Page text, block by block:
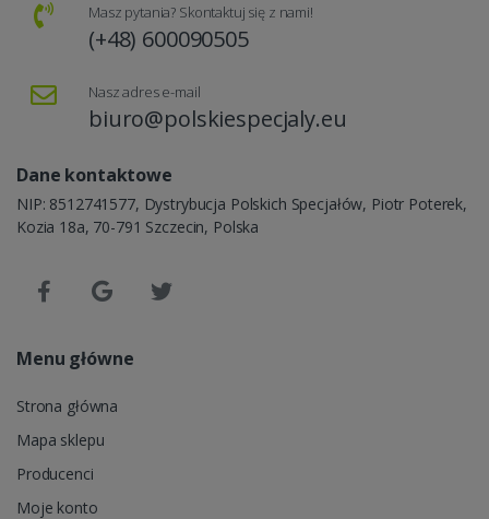
Masz pytania? Skontaktuj się z nami!
(+48) 600090505
Nasz adres e-mail
biuro@polskiespecjaly.eu
Dane kontaktowe
NIP: 8512741577, Dystrybucja Polskich Specjałów, Piotr Poterek,
Kozia 18a, 70-791 Szczecin, Polska
Menu główne
Strona główna
Mapa sklepu
Producenci
Moje konto